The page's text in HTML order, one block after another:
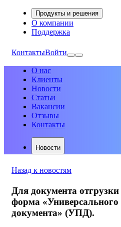
Продукты и решения
О компании
Поддержка
КонтактыВойти
О нас
Клиенты
Новости
Статьи
Вакансии
Отзывы
Контакты
Новости
Назад к новостям
Для документа
форма «Универсального
документа» (УПД).